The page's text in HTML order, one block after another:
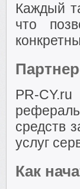
Каждый
что
PR-
средств
услуг
Как